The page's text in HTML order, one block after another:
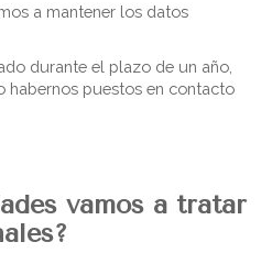
a mantener los datos
durante el plazo de un año,
habernos puestos en contacto
vamos a tratar